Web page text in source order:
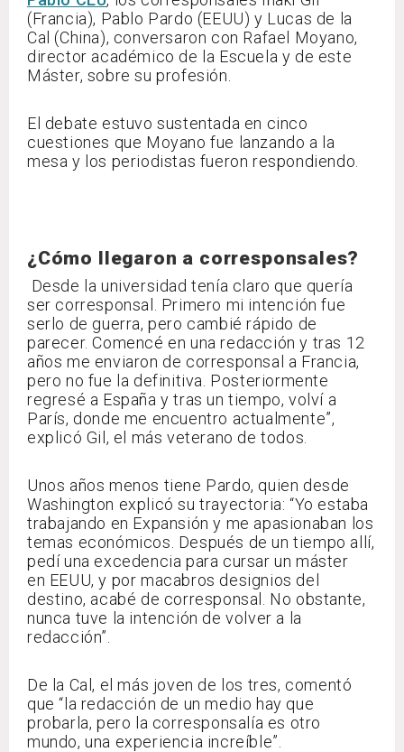
(Francia), Pablo Pardo (EEUU) y Lucas de la
Cal (China), conversaron con Rafael Moyano,
director académico de la Escuela y de este
Máster, sobre su profesión.
El debate estuvo sustentada en cinco
cuestiones que Moyano fue lanzando a la
mesa y los periodistas fueron respondiendo.
¿Cómo llegaron a corresponsales?
Desde la universidad tenía claro que quería
ser corresponsal. Primero mi intención fue
serlo de guerra, pero cambié rápido de
parecer. Comencé en una redacción y tras 12
años me enviaron de corresponsal a Francia,
pero no fue la definitiva. Posteriormente
regresé a España y tras un tiempo, volví a
París, donde me encuentro actualmente”,
explicó Gil, el más veterano de todos.
Unos años menos tiene Pardo, quien desde
Washington explicó su trayectoria: “Yo estaba
trabajando en Expansión y me apasionaban los
temas económicos. Después de un tiempo allí,
pedí una excedencia para cursar un máster
en EEUU, y por macabros designios del
destino, acabé de corresponsal. No obstante,
nunca tuve la intención de volver a la
redacción”.
De la Cal, el más joven de los tres, comentó
que “la redacción de un medio hay que
probarla, pero la corresponsalía es otro
mundo, una experiencia increíble”.